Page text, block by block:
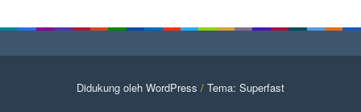
Didukung oleh WordPress / Tema: Superfast